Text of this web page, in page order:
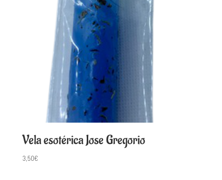
Vela esotérica Jose Gregorio
3,50€